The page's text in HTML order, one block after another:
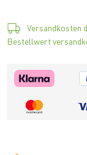
Versandkosten
Bestellwert